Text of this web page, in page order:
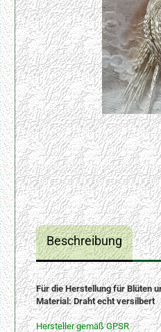
Beschreibung
Für die Herstellung für Blüten
Material: Draht echt versilbert
Hersteller gemäß GPSR